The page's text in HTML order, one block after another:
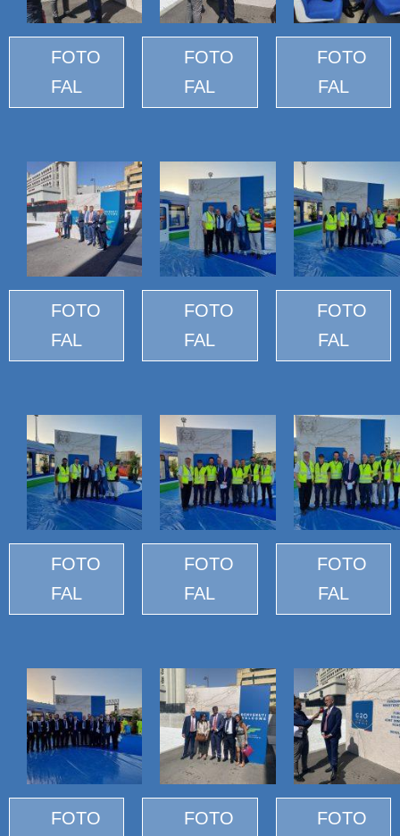
FOTO
FAL
FOTO
FAL
FOTO
FAL
FOTO
FAL
FOTO
FAL
FOTO
FAL
FOTO
FAL
FOTO
FAL
FOTO
FAL
FOTO
FOTO
FOTO